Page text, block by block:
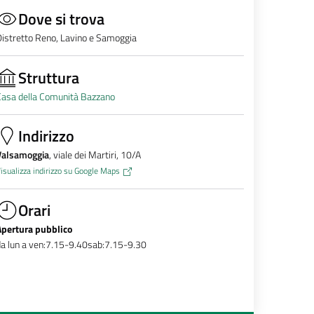
Dove si trova
Reno, Lavino e Samoggia
Struttura
della Comunità Bazzano
Indirizzo
, viale dei Martiri, 10/A
indirizzo su Google Maps
Orari
pubblico
lun a ven:7.15-9.40sab:7.15-9.30